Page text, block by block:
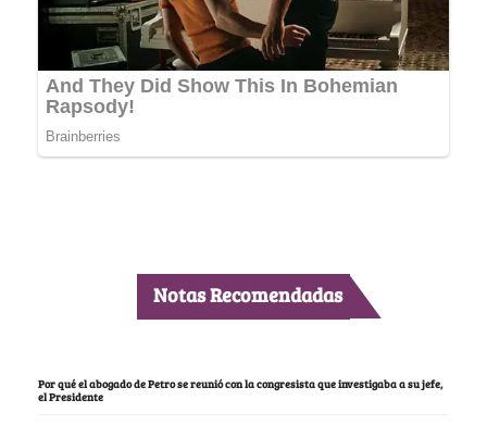
Notas Recomendadas
Por qué el abogado de Petro se reunió con la congresista que investigaba a su jefe,
el Presidente